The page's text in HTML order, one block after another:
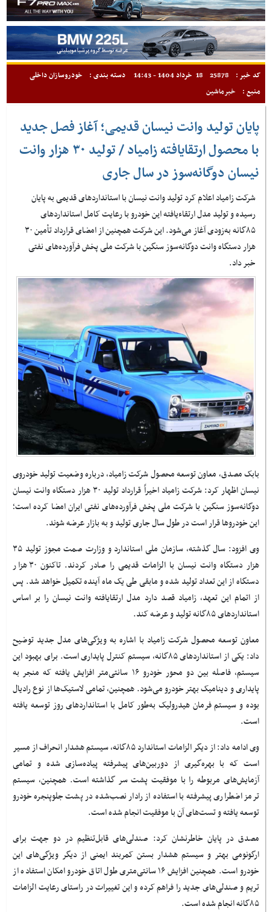
کد خبر : 25878 18 خرداد 1404 - 14:43 دسته بندی :
خودروسازان داخلی
منبع :
خبرماشین
پایان تولید وانت نیسان قدیمی؛ آغاز فصل جدید
با محصول ارتقایافته زامیاد / تولید ۳۰ هزار وانت
نیسان دوگانه‌سوز در سال جاری
شرکت زامیاد اعلام کرد تولید وانت نیسان با استانداردهای قدیمی به پایان
رسیده و تولید مدل ارتقاءیافته این خودرو با رعایت کامل استانداردهای
۸۵گانه به‌زودی آغاز می‌شود. این شرکت همچنین از امضای قرارداد تأمین ۳۰
هزار دستگاه وانت دوگانه‌سوز سنگین با شرکت ملی پخش فرآورده‌های نفتی
خبر داد.
بابک مصدق، معاون توسعه محصول شرکت زامیاد، درباره وضعیت تولید خودروی
نیسان اظهار کرد: شرکت زامیاد اخیراً قرارداد تولید ۳۰ هزار دستگاه وانت نیسان
دوگانه‌سوز سنگین با شرکت ملی پخش فرآورده‌های نفتی ایران امضا کرده است؛
این خودروها قرار است در طول سال جاری تولید و به بازار عرضه شوند.
وی افزود: سال گذشته، سازمان ملی استاندارد و وزارت صمت مجوز تولید ۳۵
هزار دستگاه وانت نیسان با الزامات قدیمی را صادر کردند. تاکنون ۳۰ هزار
دستگاه از این تعداد تولید شده و مابقی طی یک ماه آینده تکمیل خواهد شد. پس
از اتمام این تعهد، زامیاد قصد دارد مدل ارتقایافته وانت نیسان را بر اساس
استانداردهای ۸۵گانه تولید و عرضه کند.
معاون توسعه محصول شرکت زامیاد با اشاره به ویژگی‌های مدل جدید توضیح
داد: یکی از استانداردهای ۸۵گانه، سیستم کنترل پایداری است. برای بهبود این
سیستم، فاصله بین دو محور خودرو ۱۶ سانتی‌متر افزایش یافته که منجر به
پایداری و دینامیک بهتر خودرو می‌شود. همچنین، تمامی لاستیک‌ها از نوع رادیال
بوده و سیستم فرمان هیدرولیک به‌طور کامل با استانداردهای روز توسعه یافته
است.
وی ادامه داد: از دیگر الزامات استاندارد ۸۵گانه، سیستم هشدار انحراف از مسیر
است که با بهره‌گیری از دوربین‌های پیشرفته پیاده‌سازی شده و تمامی
آزمایش‌های مربوطه را با موفقیت پشت سر گذاشته است. همچنین، سیستم
ترمز اضطراری پیشرفته با استفاده از رادار نصب‌شده در پشت جلوپنجره خودرو
توسعه یافته و تست‌های آن با موفقیت انجام شده است.
مصدق در پایان خاطرنشان کرد: صندلی‌های قابل‌تنظیم در دو جهت برای
ارگونومی بهتر و سیستم هشدار بستن کمربند ایمنی از دیگر ویژگی‌های این
خودرو است. همچنین افزایش ۱۶ سانتی‌متری طول اتاق خودرو امکان استفاده از
تریم و صندلی‌های جدید را فراهم کرده و این تغییرات در راستای رعایت الزامات
۸۵گانه انجام شده است.